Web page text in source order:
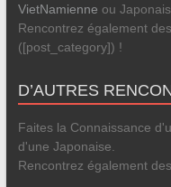
VietNamienne ou
Rencontrez également des
([post_category]) !
D’AUTRES
Faites la Connaissance
d'une Japonaise.
Rencontrez également